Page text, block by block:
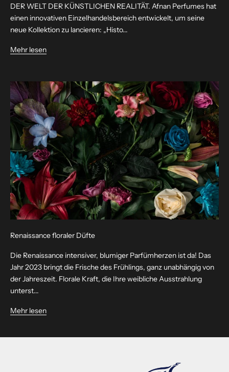
DER WELT DER KÜNSTLICHEN REALITÄT. Afnan Perfumes hat
einen innovativen Einzelhandelsbereich entwickelt, um seine
neue Kollektion zu lancieren: „Histo...
Mehr lesen
Renaissance floraler Düfte
Die Renaissance intensiver, blumiger Parfümherzen ist da! Das
Jahr 2023 bringt die Frische des Frühlings, ganz unabhängig von
der Jahreszeit. Florale Kraft, die Ihre weibliche Ausstrahlung
unterst...
Mehr lesen